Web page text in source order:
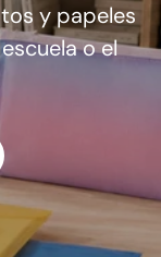
y papeles
o el